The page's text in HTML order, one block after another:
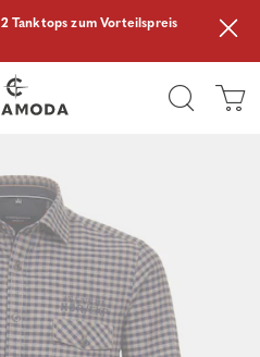
2 Tanktops zum Vorteilspreis